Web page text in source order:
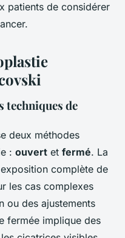
patients de considérer
techniques de
deux méthodes
: ouvert et fermé. La
complète de
les cas complexes
ou des ajustements
fermée implique des